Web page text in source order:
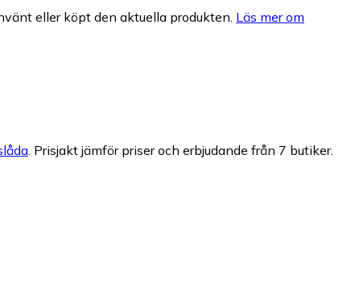
eller köpt den aktuella produkten. Läs mer om
. Prisjakt jämför priser och erbjudande från 7 butiker.